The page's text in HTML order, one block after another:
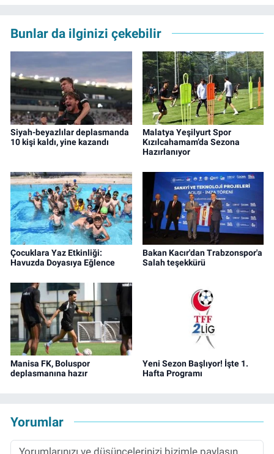
Bunlar da ilginizi çekebilir
Siyah-beyazlılar deplasmanda
10 kişi kaldı, yine kazandı
Malatya Yeşilyurt Spor
Kızılcahamam’da Sezona
Hazırlanıyor
Çocuklara Yaz Etkinliği:
Havuzda Doyasıya Eğlence
Bakan Kacır'dan Trabzonspor'a
Salah teşekkürü
Manisa FK, Boluspor
deplasmanına hazır
Yeni Sezon Başlıyor! İşte 1.
Hafta Programı
Yorumlar